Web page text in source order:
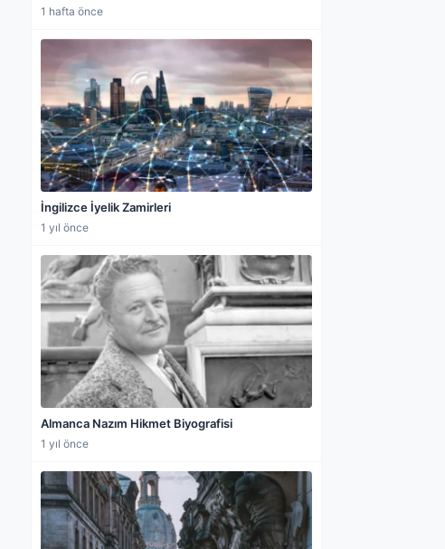
1 hafta önce
İngilizce İyelik Zamirleri
1 yıl önce
Almanca Nazım Hikmet Biyografisi
1 yıl önce